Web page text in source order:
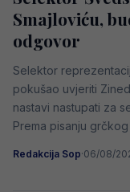
Smajloviću,
odgovor
Selektor
pokušao uvjeriti
nastavi nastupati za
Prema pisanju
Redakcija Sop·06/08/